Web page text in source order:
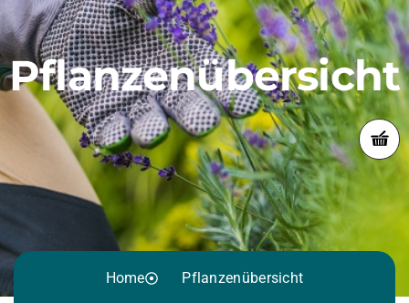
Pflanzenübersicht
Home Pflanzenübersicht